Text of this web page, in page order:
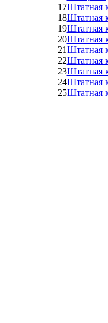
17Штатная
18Штатная
19Штатная
20Штатная
21Штатная
22Штатная
23Штатная
24Штатная
25Штатная